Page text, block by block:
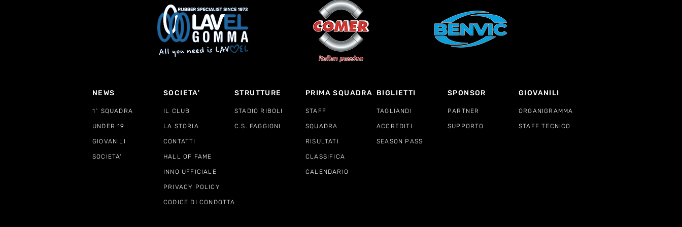
NEWS SOCIETA' STRUTTURE PRIMA SQUADRA BIGLIETTI SPONSOR
1^ SQUADRA IL CLUB STADIO RIBOLI STAFF TAGLIANDI PARTNER
UNDER 19 LA STORIA C.S. FAGGIONI SQUADRA ACCREDITI SUPPORTO
GIOVANILI CONTATTI
SOCIETA' HALL OF FAME
INNO UFFICIALE
RISULTATI SEASON PASS
CLASSIFICA
CALENDARIO
GIOVANILI
ORGANIGRAMMA
STAFF TECNICO
PRIVACY POLICY
CODICE DI CONDOTTA